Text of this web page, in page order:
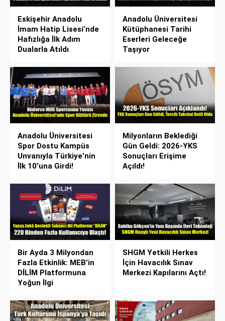
Eskişehir Anadolu
İmam Hatip Lisesi’nde
Hafızlığa İlk Adım
Dualarla Atıldı
Anadolu Üniversitesi
Kütüphanesi Tarihi
Eserleri Geleceğe
Taşıyor
Anadolu Üniversitesi
Spor Dostu Kampüs
Unvanıyla Türkiye’nin
İlk 10’una Girdi!
Milyonların Beklediği
Gün Geldi: 2026-YKS
Sonuçları Erişime
Açıldı!
Bir Ayda 3 Milyondan
Fazla Etkinlik: MEB’in
DİLİM Platformuna
Yoğun İlgi
SHGM Yetkili Herkes
İçin Havacılık Sınav
Merkezi Kapılarını Açtı!